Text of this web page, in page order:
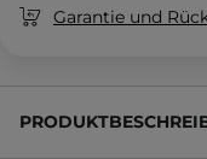
Garantie und